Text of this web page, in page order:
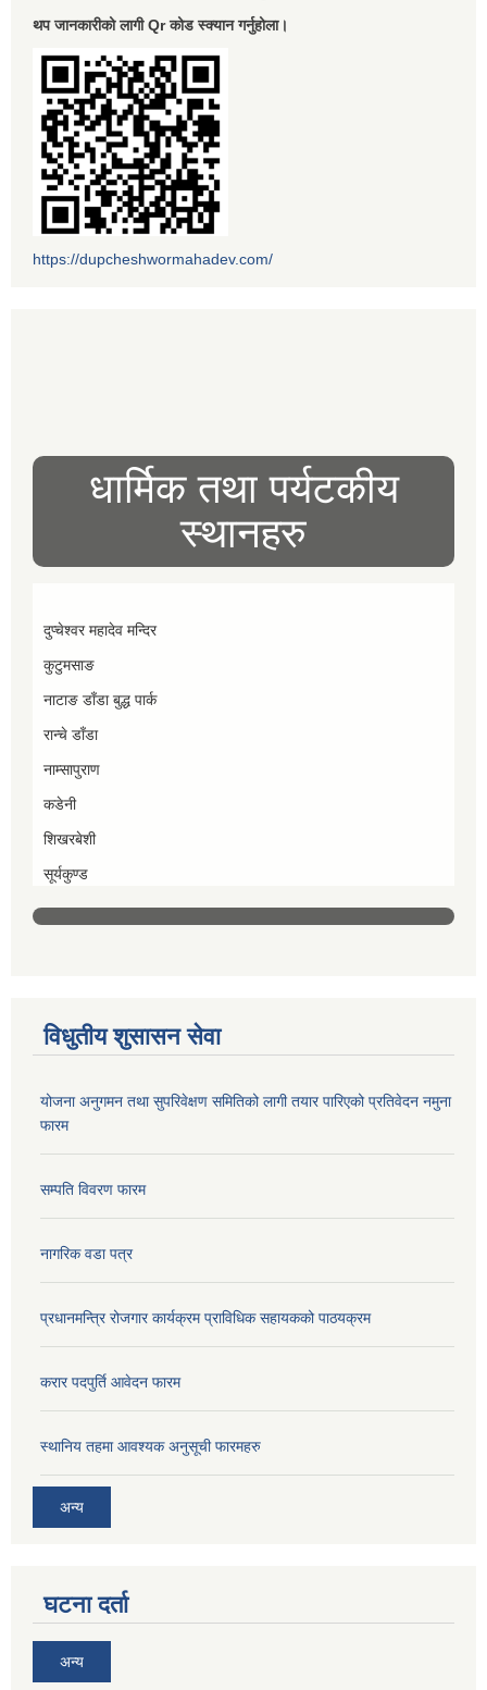
थप जानकारीको लागी Qr कोड स्क्यान गर्नुहोला।
https://dupcheshwormahadev.com/
धार्मिक तथा पर्यटकीय
स्थानहरु
दुप्चेश्वर महादेव मन्दिर
कुटुमसाङ
नाटाङ डाँडा बुद्ध पार्क
रान्चे डाँडा
नाम्सापुराण
कडेनी
शिखरबेशी
सूर्यकुण्ड
विधुतीय शुसासन सेवा
योजना अनुगमन तथा सुपरिवेक्षण समितिको लागी तयार पारिएको प्रतिवेदन नमुना
फारम
सम्पति विवरण फारम
नागरिक वडा पत्र
प्रधानमन्त्रि रोजगार कार्यक्रम प्राविधिक सहायकको पाठयक्रम
करार पदपुर्ति आवेदन फारम
स्थानिय तहमा आवश्यक अनुसूची फारमहरु
अन्य
घटना दर्ता
अन्य